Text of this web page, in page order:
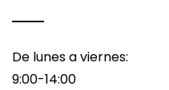
De lunes a viernes:
9:00-14:00